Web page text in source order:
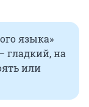
языка»
гладкий, на
или